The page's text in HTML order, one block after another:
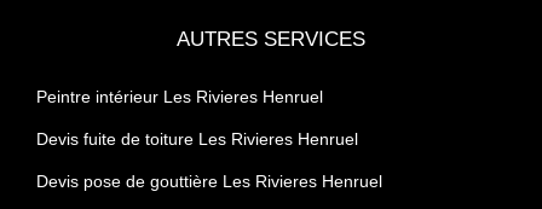
AUTRES SERVICES
Peintre intérieur Les Rivieres Henruel
Devis fuite de toiture Les Rivieres Henruel
Devis pose de gouttière Les Rivieres Henruel